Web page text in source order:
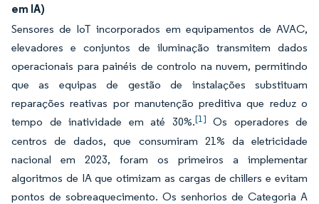
em IA)
Sensores de IoT incorporados em equipamentos de AVAC,
elevadores e conjuntos de iluminação transmitem dados
operacionais para painéis de controlo na nuvem, permitindo
que as equipas de gestão de instalações substituam
reparações reativas por manutenção preditiva que reduz o
tempo de inatividade em até 30%.[1] Os operadores de
centros de dados, que consumiram 21% da eletricidade
nacional em 2023, foram os primeiros a implementar
algoritmos de IA que otimizam as cargas de chillers e evitam
pontos de sobreaquecimento. Os senhorios de Categoria A